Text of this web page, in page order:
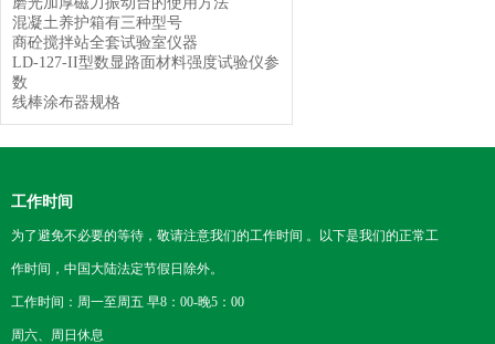
混凝土养护箱有三种型号
商砼搅拌站全套试验室仪器
LD-127-II型数显路面材料强度试验仪参
数
线棒涂布器规格
工作时间
为了避免不必要的等待，敬请注意我们的工作时间 。以下是我们的正常工
作时间，中国大陆法定节假日除外。
工作时间：周一至周五 早8：00-晚5：00
周六、周日休息